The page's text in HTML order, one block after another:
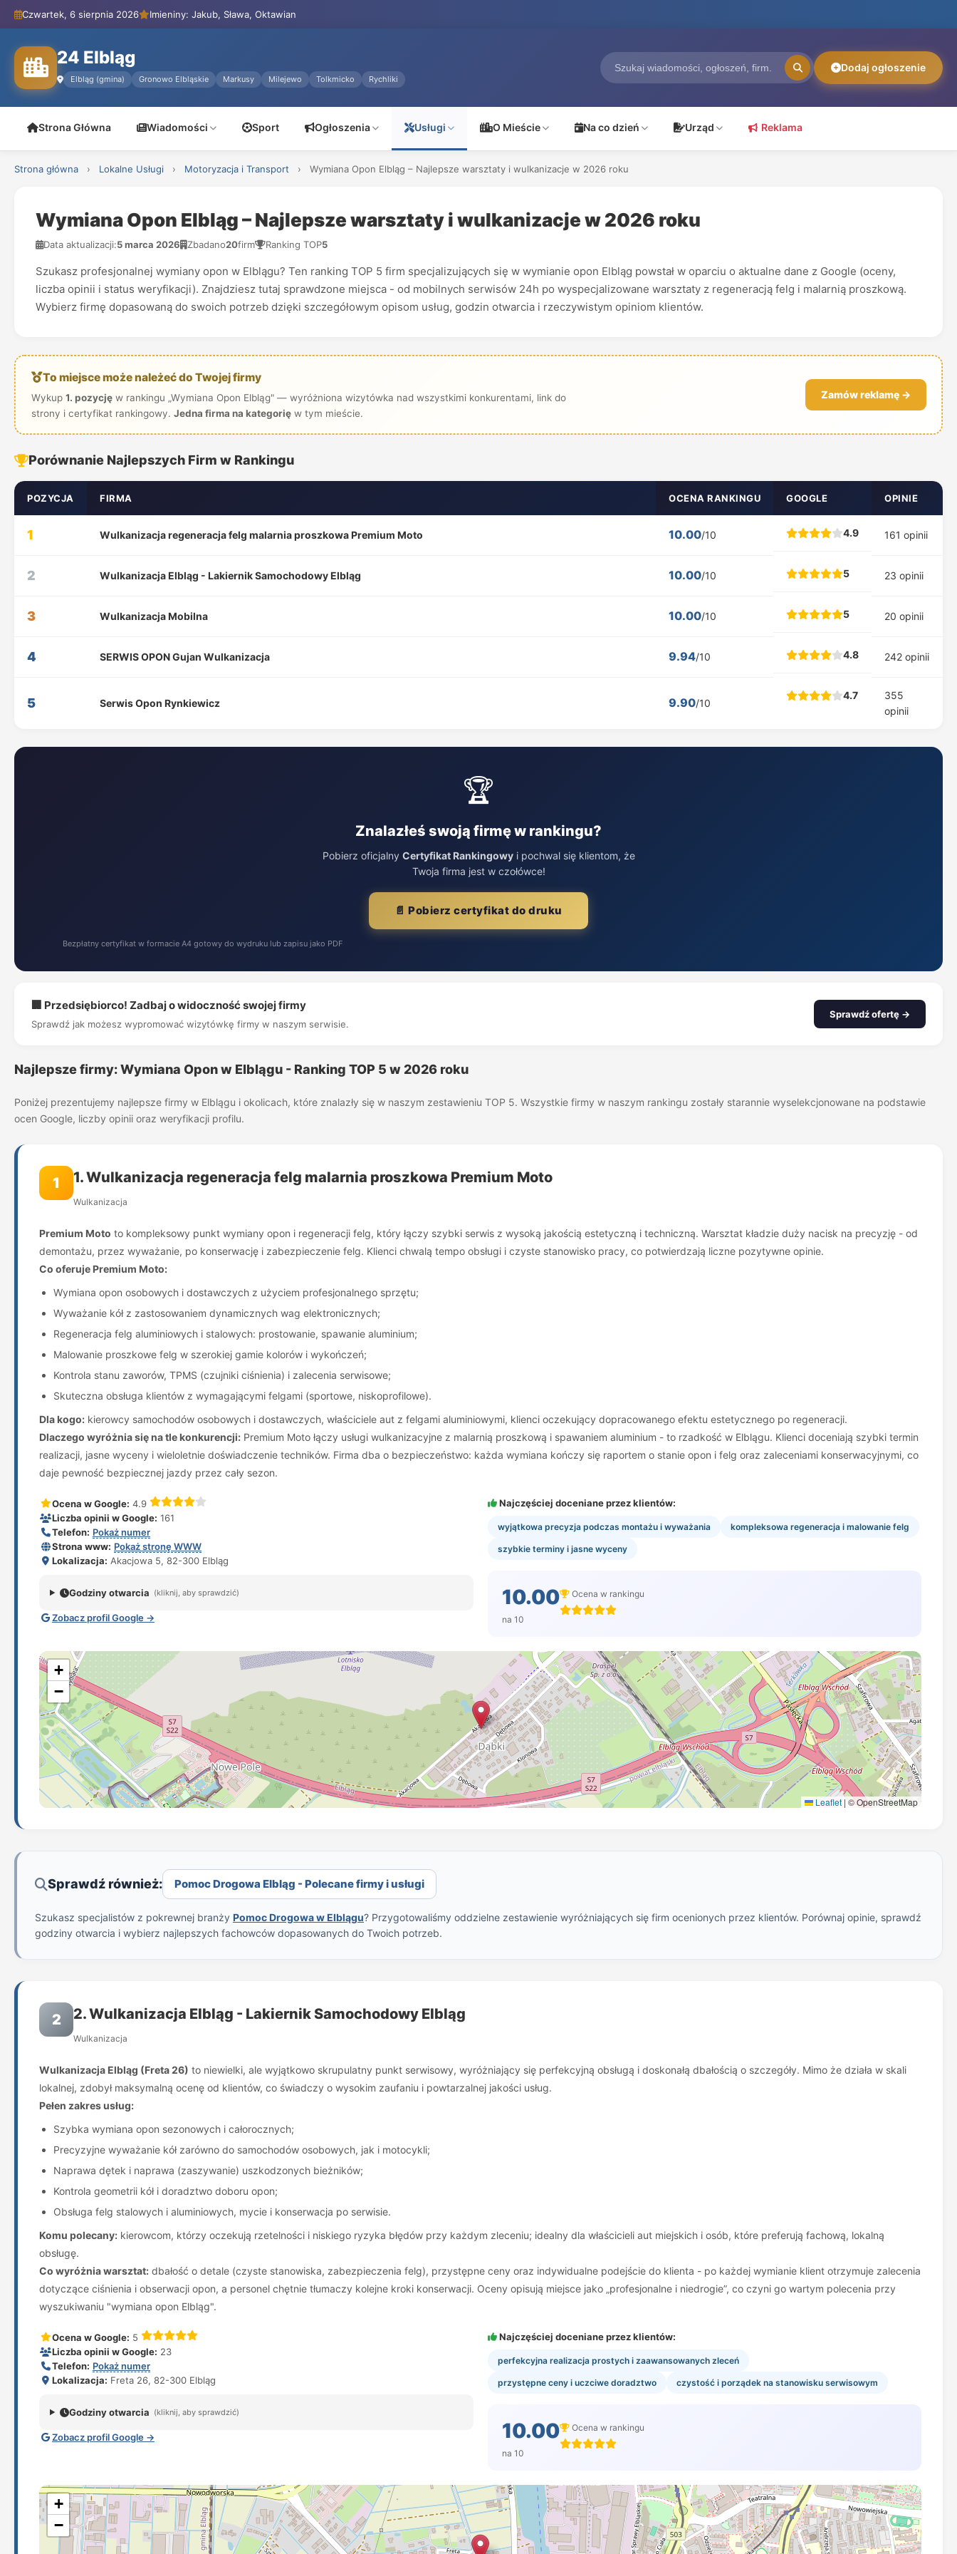
Czwartek, 6 sierpnia 2026 Imieniny: Jakub, Sława, Oktawian
24 Elbląg
Elbląg (gmina) Gronowo Elbląskie Markusy Milejewo Tolkmicko Rychliki
Dodaj ogłoszenie
Strona Główna Wiadomości Sport Ogłoszenia Usługi O Mieście Na co dzień Urząd Reklama
Strona główna › Lokalne Usługi › Motoryzacja i Transport › Wymiana Opon Elbląg – Najlepsze warsztaty i wulkanizacje w 2026 roku
Wymiana Opon Elbląg – Najlepsze warsztaty i wulkanizacje w 2026 roku
Data aktualizacji:5 marca 2026 Zbadano20firm Ranking TOP5
Szukasz profesjonalnej wymiany opon w Elblągu? Ten ranking TOP 5 firm specjalizujących się w wymianie opon Elbląg powstał w oparciu o aktualne dane z Google (oceny,
liczba opinii i status weryfikacji). Znajdziesz tutaj sprawdzone miejsca - od mobilnych serwisów 24h po wyspecjalizowane warsztaty z regeneracją felg i malarnią proszkową.
Wybierz firmę dopasowaną do swoich potrzeb dzięki szczegółowym opisom usług, godzin otwarcia i rzeczywistym opiniom klientów.
To miejsce może należeć do Twojej firmy
Wykup 1. pozycjęw rankingu „Wymiana Opon Elbląg" — wyróżniona wizytówka nad wszystkimi konkurentami, link do
strony i certyfikat rankingowy. Jedna firma na kategorięw tym mieście.
Zamów reklamę →
Porównanie Najlepszych Firm w Rankingu
POZYCJA FIRMA OCENA RANKINGU GOOGLE OPINIE
1 Wulkanizacja regeneracja felg malarnia proszkowa Premium Moto 10.00/10 4.9 161 opinii
2 Wulkanizacja Elbląg - Lakiernik Samochodowy Elbląg 10.00/10 5 23 opinii
3 Wulkanizacja Mobilna 10.00/10 5 20 opinii
4 SERWIS OPON Gujan Wulkanizacja 9.94/10 4.8 242 opinii
5 Serwis Opon Rynkiewicz 9.90/10
4.7
355
opinii
🏆
Znalazłeś swoją firmę w rankingu?
Pobierz oficjalny Certyfikat Rankingowyi pochwal się klientom, że
Twoja firma jest w czołówce!
📄 Pobierz certyfikat do druku
Bezpłatny certyfikat w formacie A4 gotowy do wydruku lub zapisu jako PDF
🏢 Przedsiębiorco! Zadbaj o widoczność swojej firmy
Sprawdź jak możesz wypromować wizytówkę firmy w naszym serwisie.
Sprawdź ofertę →
Najlepsze firmy: Wymiana Opon w Elblągu - Ranking TOP 5 w 2026 roku
Poniżej prezentujemy najlepsze firmy w Elblągu i okolicach, które znalazły się w naszym zestawieniu TOP 5. Wszystkie firmy w naszym rankingu zostały starannie wyselekcjonowane na podstawie
ocen Google, liczby opinii oraz weryfikacji profilu.
1 1. Wulkanizacja regeneracja felg malarnia proszkowa Premium Moto
Wulkanizacja
Premium Moto to kompleksowy punkt wymiany opon i regeneracji felg, który łączy szybki serwis z wysoką jakością estetyczną i techniczną. Warsztat kładzie duży nacisk na precyzję - od
demontażu, przez wyważanie, po konserwację i zabezpieczenie felg. Klienci chwalą tempo obsługi i czyste stanowisko pracy, co potwierdzają liczne pozytywne opinie.
Co oferuje Premium Moto:
Wymiana opon osobowych i dostawczych z użyciem profesjonalnego sprzętu;
Wyważanie kół z zastosowaniem dynamicznych wag elektronicznych;
Regeneracja felg aluminiowych i stalowych: prostowanie, spawanie aluminium;
Malowanie proszkowe felg w szerokiej gamie kolorów i wykończeń;
Kontrola stanu zaworów, TPMS (czujniki ciśnienia) i zalecenia serwisowe;
Skuteczna obsługa klientów z wymagającymi felgami (sportowe, niskoprofilowe).
Dla kogo: kierowcy samochodów osobowych i dostawczych, właściciele aut z felgami aluminiowymi, klienci oczekujący dopracowanego efektu estetycznego po regeneracji.
Dlaczego wyróżnia się na tle konkurencji: Premium Moto łączy usługi wulkanizacyjne z malarnią proszkową i spawaniem aluminium - to rzadkość w Elblągu. Klienci doceniają szybki termin
realizacji, jasne wyceny i wieloletnie doświadczenie techników. Firma dba o bezpieczeństwo: każda wymiana kończy się raportem o stanie opon i felg oraz zaleceniami konserwacyjnymi, co
daje pewność bezpiecznej jazdy przez cały sezon.
Ocena w Google: 4.9
Liczba opinii w Google: 161
Telefon: Pokaż numer
Strona www: Pokaż stronę WWW
Lokalizacja: Akacjowa 5, 82-300 Elbląg
Godziny otwarcia (kliknij, aby sprawdzić)
Zobacz profil Google →
Najczęściej doceniane przez klientów:
wyjątkowa precyzja podczas montażu i wyważania kompleksowa regeneracja i malowanie felg
szybkie terminy i jasne wyceny
10.00
na 10
Ocena w rankingu
+
−
Leaflet | © OpenStreetMap
Sprawdź również: Pomoc Drogowa Elbląg - Polecane firmy i usługi
Szukasz specjalistów z pokrewnej branży Pomoc Drogowa w Elblągu? Przygotowaliśmy oddzielne zestawienie wyróżniających się firm ocenionych przez klientów. Porównaj opinie, sprawdź
godziny otwarcia i wybierz najlepszych fachowców dopasowanych do Twoich potrzeb.
2 2. Wulkanizacja Elbląg - Lakiernik Samochodowy Elbląg
Wulkanizacja
Wulkanizacja Elbląg (Freta 26) to niewielki, ale wyjątkowo skrupulatny punkt serwisowy, wyróżniający się perfekcyjną obsługą i doskonałą dbałością o szczegóły. Mimo że działa w skali
lokalnej, zdobył maksymalną ocenę od klientów, co świadczy o wysokim zaufaniu i powtarzalnej jakości usług.
Pełen zakres usług:
Szybka wymiana opon sezonowych i całorocznych;
Precyzyjne wyważanie kół zarówno do samochodów osobowych, jak i motocykli;
Naprawa dętek i naprawa (zaszywanie) uszkodzonych bieżników;
Kontrola geometrii kół i doradztwo doboru opon;
Obsługa felg stalowych i aluminiowych, mycie i konserwacja po serwisie.
Komu polecany: kierowcom, którzy oczekują rzetelności i niskiego ryzyka błędów przy każdym zleceniu; idealny dla właścicieli aut miejskich i osób, które preferują fachową, lokalną
obsługę.
Co wyróżnia warsztat: dbałość o detale (czyste stanowiska, zabezpieczenia felg), przystępne ceny oraz indywidualne podejście do klienta - po każdej wymianie klient otrzymuje zalecenia
dotyczące ciśnienia i obserwacji opon, a personel chętnie tłumaczy kolejne kroki konserwacji. Oceny opisują miejsce jako „profesjonalne i niedrogie”, co czyni go wartym polecenia przy
wyszukiwaniu "wymiana opon Elbląg".
Ocena w Google: 5
Liczba opinii w Google: 23
Telefon: Pokaż numer
Lokalizacja: Freta 26, 82-300 Elbląg
Godziny otwarcia (kliknij, aby sprawdzić)
Zobacz profil Google →
Najczęściej doceniane przez klientów:
perfekcyjna realizacja prostych i zaawansowanych zleceń
przystępne ceny i uczciwe doradztwo czystość i porządek na stanowisku serwisowym
10.00
na 10
Ocena w rankingu
+
−